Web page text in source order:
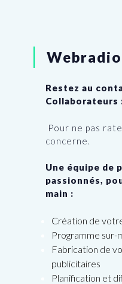
Restez au
Collaborateurs
Pour ne pas
concerne.
Une équipe de
passionnés,
main :
Création de
Programme sur-
Fabrication de
publicitaires
Planification et